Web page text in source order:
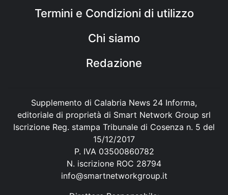
Termini e Condizioni di utilizzo
Chi siamo
Redazione
Supplemento di Calabria News 24 Informa,
editoriale di proprietà di Smart Network Group srl
Iscrizione Reg. stampa Tribunale di Cosenza n. 5 del
15/12/2017
P. IVA 03500860782
N. iscrizione ROC 28794
info@smartnetworkgroup.it